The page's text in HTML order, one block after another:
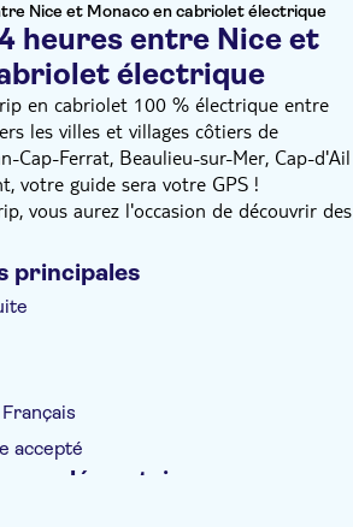
Nice et Monaco en cabriolet électrique
heures entre Nice et
électrique
en cabriolet 100 % électrique entre
les villes et villages côtiers de
Cap-Ferrat, Beaulieu-sur-Mer, Cap-d'Ail
votre guide sera votre GPS !
vous aurez l'occasion de découvrir des
pêche, des villes balnéaires, la côte et
abruptes, un village perché et une
spectaculaires.
du mythique circuit de Formule 1
de passer devant le port, le casino
Sur le rocher, vous pourrez
princier.
principales
accepté